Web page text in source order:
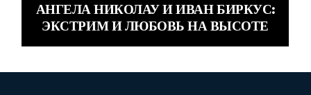
АНГЕЛА НИКОЛАУ И ИВАН БИРКУС:
ЭКСТРИМ И ЛЮБОВЬ НА ВЫСОТЕ